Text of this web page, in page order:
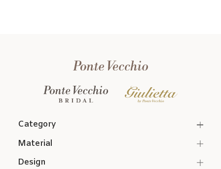
Category
Material
Design